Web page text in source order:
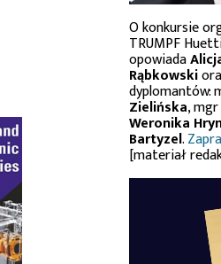
O konkursie
TRUMPF
opowiada
Rąbkowski
dyplomantów:
Zielińska,
Weronika
Bartyzel.
[materiał